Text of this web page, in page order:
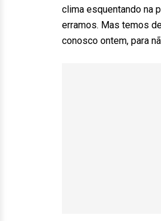
clima esquentando na
erramos. Mas temos
conosco ontem, para